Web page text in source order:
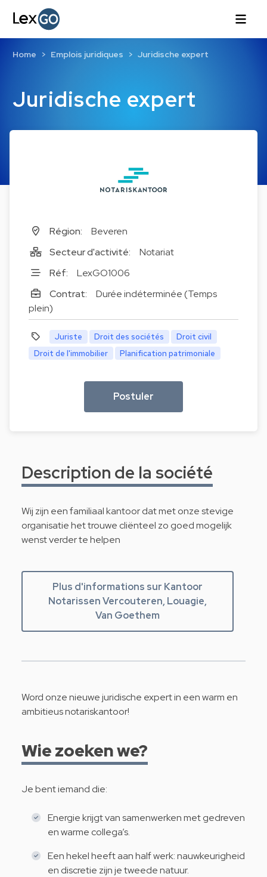
Juridische expert
Home Emplois juridiques Juridische expert
Région:
Beveren
Secteur d'activité:
Notariat
Réf:
LexGO1006
Contrat:
Durée indéterminée (Temps
plein)
Juriste Droit des sociétés
Droit civil
Droit de l'immobilier
Planification patrimoniale
Postuler
Description de la société
Wij zijn een familiaal kantoor dat met onze stevige
organisatie het trouwe cliënteel zo goed mogelijk
wenst verder te helpen
Plus d'informations sur Kantoor
Notarissen Vercouteren, Louagie,
Van Goethem
Word onze nieuwe juridische expert in een warm en
ambitieus notariskantoor!
Wie zoeken we?
Je bent iemand die:
Energie krijgt van samenwerken met gedreven
en warme collega’s.
Een hekel heeft aan half werk: nauwkeurigheid
en discretie zijn je tweede natuur.